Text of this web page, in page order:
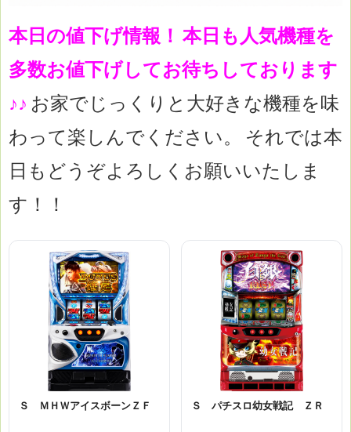
本日の値下げ情報！ 本日も人気機種を
多数お値下げしてお待ちしております
♪♪ お家でじっくりと大好きな機種を味
わって楽しんでください。
それでは本
日もどうぞよろしくお願いいたしま
す！！
Ｓ ＭＨＷアイスボーンＺＦ Ｓ パチスロ幼女戦記 ＺＲ